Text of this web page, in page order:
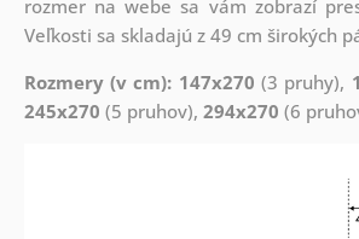
rozmer na webe sa vám zobrazí
Veľkosti sa skladajú z 49 cm širokých
Rozmery (v cm): 147x270 (3 pruhy),
245x270 (5 pruhov), 294x270 (6